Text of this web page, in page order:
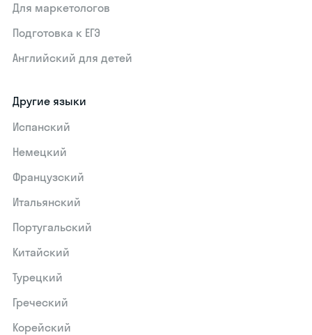
Для маркетологов
Подготовка к ЕГЭ
Английский для детей
Другие языки
Испанский
Немецкий
Французский
Итальянский
Португальский
Китайский
Турецкий
Греческий
Корейский